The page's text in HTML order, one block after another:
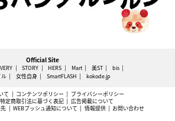
Official Site
VERY STORY HERS Mart 美ST
bis
ル
女性自身 SmartFLASH kokode.jp
て コンテンツポリシー
プライバシーポリシー
特定商取引法に基づく表記
広告掲載について
WEBプッシュ通知について 情報提供 お問い合わせ